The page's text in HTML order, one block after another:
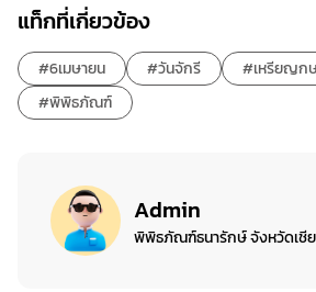
แท็กที่เกี่ยวข้อง
#6เมษายน #วันจักรี
#เหรียญก
#พิพิธภัณฑ์
Admin
พิพิธภัณฑ์ธนารักษ์ จังหวัดเชี